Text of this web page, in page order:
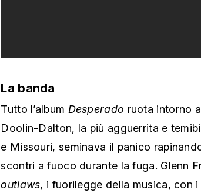
La banda
Tutto l’album Desperado ruota intorno
Doolin-Dalton, la più agguerrita e
e Missouri, seminava il panico
scontri a fuoco durante la fuga. Glenn
outlaws, i fuorilegge della musica, con